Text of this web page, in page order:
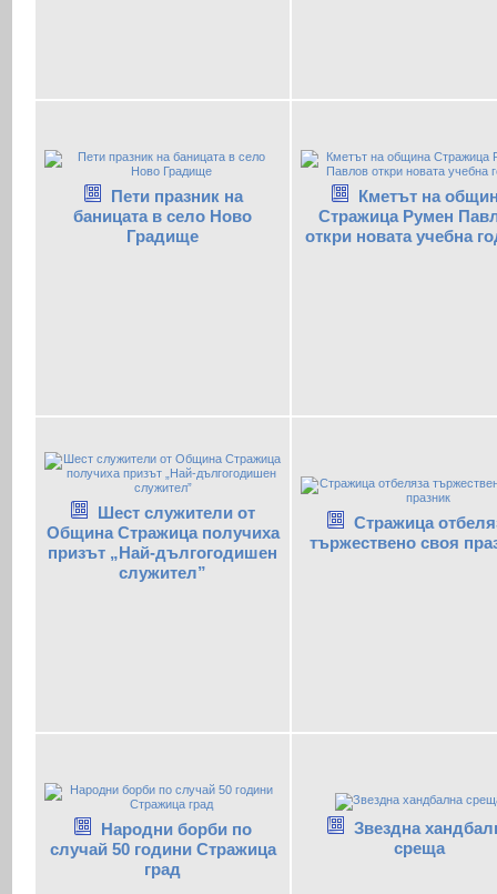
Пети празник на
баницата в село Ново
Градище
Кметът на
Стражица Румен
откри новата учебна
Шест служители от
Община Стражица получиха
призът „Най-дългогодишен
служител”
Стражица
тържествено своя
Народни борби по
случай 50 години Стражица
град
Звездна
среща